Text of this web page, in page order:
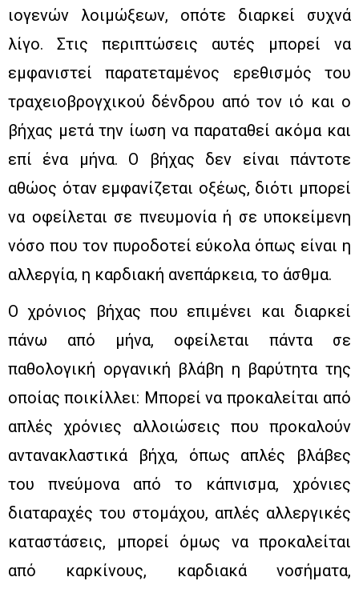
ιογενών λοιμώξεων, οπότε διαρκεί συχνά
λίγο. Στις περιπτώσεις αυτές μπορεί να
εμφανιστεί παρατεταμένος ερεθισμός του
τραχειοβρογχικού δένδρου από τον ιό και ο
βήχας μετά την ίωση να παραταθεί ακόμα και
επί ένα μήνα. Ο βήχας δεν είναι πάντοτε
αθώος όταν εμφανίζεται οξέως, διότι μπορεί
να οφείλεται σε πνευμονία ή σε υποκείμενη
νόσο που τον πυροδοτεί εύκολα όπως είναι η
αλλεργία, η καρδιακή ανεπάρκεια, το άσθμα.
Ο χρόνιος βήχας που επιμένει και διαρκεί
πάνω από μήνα, οφείλεται πάντα σε
παθολογική οργανική βλάβη η βαρύτητα της
οποίας ποικίλλει: Μπορεί να προκαλείται από
απλές χρόνιες αλλοιώσεις που προκαλούν
αντανακλαστικά βήχα, όπως απλές βλάβες
του πνεύμονα από το κάπνισμα, χρόνιες
διαταραχές του στομάχου, απλές αλλεργικές
καταστάσεις, μπορεί όμως να προκαλείται
από καρκίνους, καρδιακά νοσήματα,